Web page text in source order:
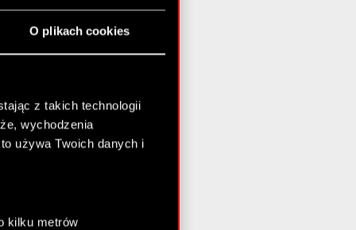
O plikach cookies
z takich technologii
wychodzenia
używa Twoich danych i
kilku metrów